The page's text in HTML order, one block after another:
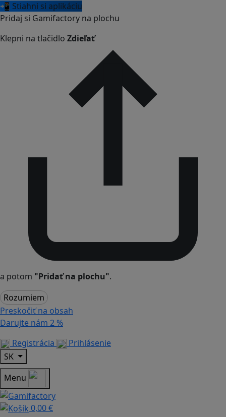
📲 Stiahni si aplikáciu
Pridaj si Gamifactory na plochu
Klepni na tlačidlo Zdieľať
a potom "Pridať na plochu".
Rozumiem
Preskočiť na obsah
Darujte nám 2 %
Registrácia
Prihlásenie
SK
Menu
0,00 €